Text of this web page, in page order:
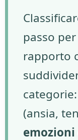
passo
rapporto
categorie:
(ansia,